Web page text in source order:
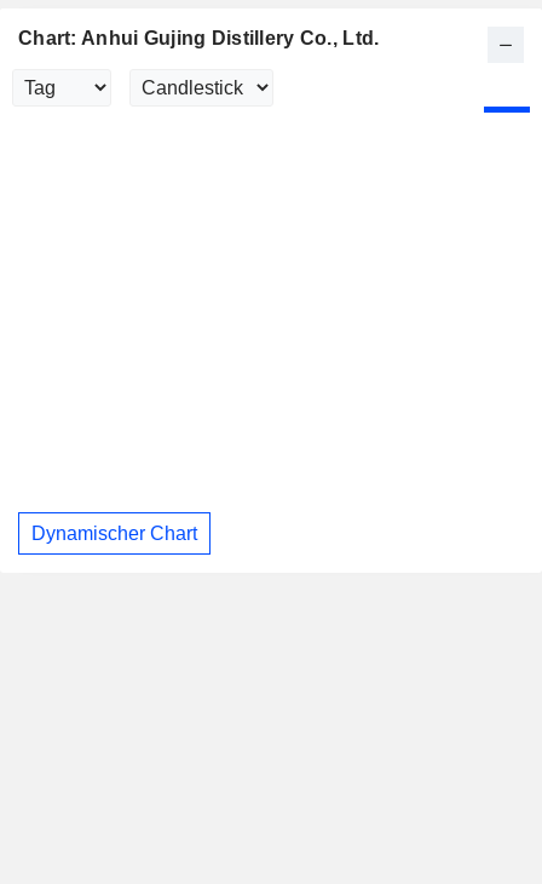
Chart: Anhui Gujing Distillery Co., Ltd.
Dynamischer Chart